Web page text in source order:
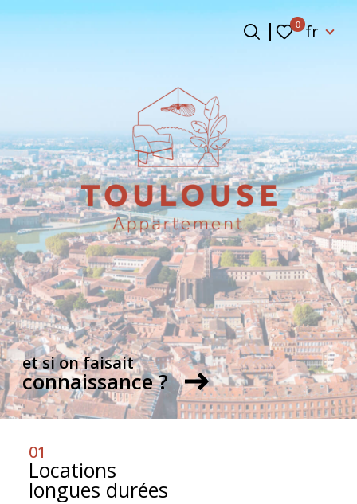
0 Langue
fr
et si on faisait
connaissance ?
01
locations
longues durées